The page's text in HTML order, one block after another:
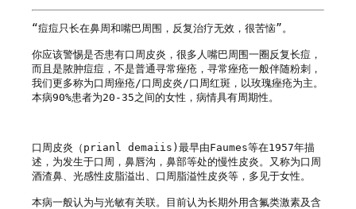
“痘痘只长在鼻周和嘴巴周围，反复治疗无效，很苦恼”。
你应该警惕是否患有口周皮炎，很多人嘴巴周围一圈反复长痘，
而且是脓肿痘痘，不是普通寻常痤疮，寻常痤疮一般伴随粉刺，
我们更多称为口周痤疮/口周皮炎/口周红斑，以玫瑰痤疮为主。
本病90%患者为20-35之间的女性，病情具有周期性。
口周皮炎（prianl demaiis)最早由Faumes等在1957年描
述，为发生于口周，鼻唇沟，鼻部等处的慢性皮炎。又称为口周
酒渣鼻、光感性皮脂溢出、口周脂溢性皮炎等，多见于女性。
本病一般认为与光敏有关联。目前认为长期外用含氟类激素及含